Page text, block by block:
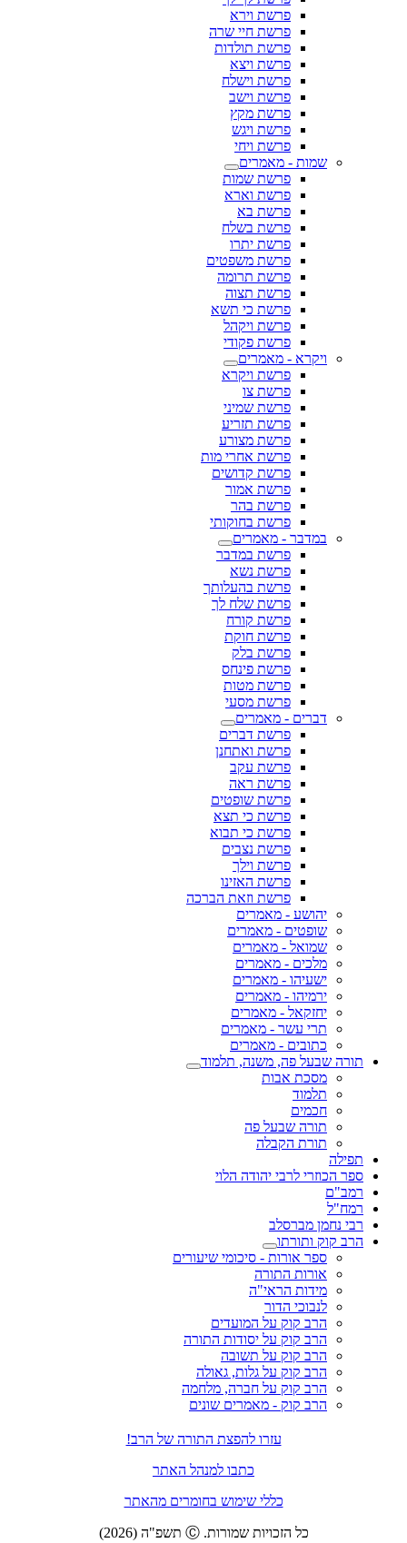
פרשת וירא
פרשת חיי שרה
פרשת תולדות
פרשת ויצא
פרשת וישלח
פרשת וישב
פרשת מקץ
פרשת ויגש
פרשת ויחי
שמות - מאמרים
פרשת שמות
פרשת וארא
פרשת בא
פרשת בשלח
פרשת יתרו
פרשת משפטים
פרשת תרומה
פרשת תצוה
פרשת כי תשא
פרשת ויקהל
פרשת פקודי
ויקרא - מאמרים
פרשת ויקרא
פרשת צו
פרשת שמיני
פרשת תזריע
פרשת מצורע
פרשת אחרי מות
פרשת קדושים
פרשת אמור
פרשת בהר
פרשת בחוקותי
במדבר - מאמרים
פרשת במדבר
פרשת נשא
פרשת בהעלותך
פרשת שלח לך
פרשת קורח
פרשת חוקת
פרשת בלק
פרשת פינחס
פרשת מטות
פרשת מסעי
דברים - מאמרים
פרשת דברים
פרשת ואתחנן
פרשת עקב
פרשת ראה
פרשת שופטים
פרשת כי תצא
פרשת כי תבוא
פרשת נצבים
פרשת וילך
פרשת האזינו
פרשת וזאת הברכה
יהושע - מאמרים
שופטים - מאמרים
שמואל - מאמרים
מלכים - מאמרים
ישעיהו - מאמרים
ירמיהו - מאמרים
יחזקאל - מאמרים
תרי עשר - מאמרים
כתובים - מאמרים
תורה שבעל פה, משנה, תלמוד
מסכת אבות
תלמוד
חכמים
תורה שבעל פה
תורת הקבלה
תפילה
ספר הכוזרי לרבי יהודה הלוי
רמב"ם
רמח"ל
רבי נחמן מברסלב
הרב קוק ותורתו
ספר אורות - סיכומי שיעורים
אורות התורה
מידות הראי"ה
לנבוכי הדור
הרב קוק על המועדים
הרב קוק על יסודות התורה
הרב קוק על תשובה
הרב קוק על גלות, גאולה
הרב קוק על חברה, מלחמה
הרב קוק - מאמרים שונים
עזרו להפצת התורה של הרב!
כתבו למנהל האתר
כללי שימוש בחומרים מהאתר
כל הזכויות שמורות. Ⓒ תשפ"ה (2026)